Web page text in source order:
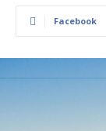
Facebook